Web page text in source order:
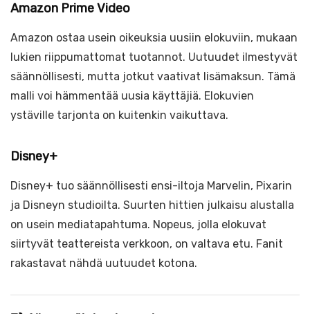
Amazon Prime Video
Amazon ostaa usein oikeuksia uusiin elokuviin, mukaan
lukien riippumattomat tuotannot. Uutuudet ilmestyvät
säännöllisesti, mutta jotkut vaativat lisämaksun. Tämä
malli voi hämmentää uusia käyttäjiä. Elokuvien
ystäville tarjonta on kuitenkin vaikuttava.
Disney+
Disney+ tuo säännöllisesti ensi-iltoja Marvelin, Pixarin
ja Disneyn studioilta. Suurten hittien julkaisu alustalla
on usein mediatapahtuma. Nopeus, jolla elokuvat
siirtyvät teattereista verkkoon, on valtava etu. Fanit
rakastavat nähdä uutuudet kotona.